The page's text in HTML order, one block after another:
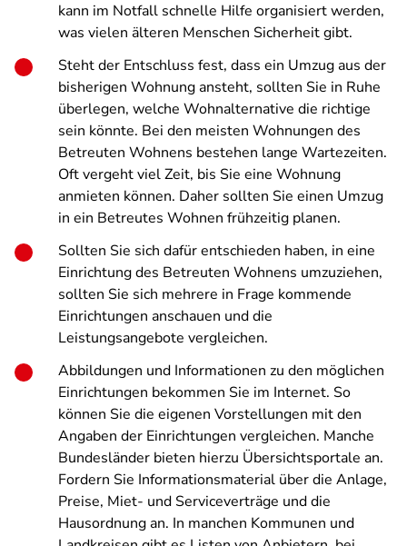
kann im Notfall schnelle Hilfe organisiert werden,
was vielen älteren Menschen Sicherheit gibt.
Steht der Entschluss fest, dass ein Umzug aus der
bisherigen Wohnung ansteht, sollten Sie in Ruhe
überlegen, welche Wohnalternative die richtige
sein könnte. Bei den meisten Wohnungen des
Betreuten Wohnens bestehen lange Wartezeiten.
Oft vergeht viel Zeit, bis Sie eine Wohnung
anmieten können. Daher sollten Sie einen Umzug
in ein Betreutes Wohnen frühzeitig planen.
Sollten Sie sich dafür entschieden haben, in eine
Einrichtung des Betreuten Wohnens umzuziehen,
sollten Sie sich mehrere in Frage kommende
Einrichtungen anschauen und die
Leistungsangebote vergleichen.
Abbildungen und Informationen zu den möglichen
Einrichtungen bekommen Sie im Internet. So
können Sie die eigenen Vorstellungen mit den
Angaben der Einrichtungen vergleichen. Manche
Bundesländer bieten hierzu Übersichtsportale an.
Fordern Sie Informationsmaterial über die Anlage,
Preise, Miet- und Serviceverträge und die
Hausordnung an. In manchen Kommunen und